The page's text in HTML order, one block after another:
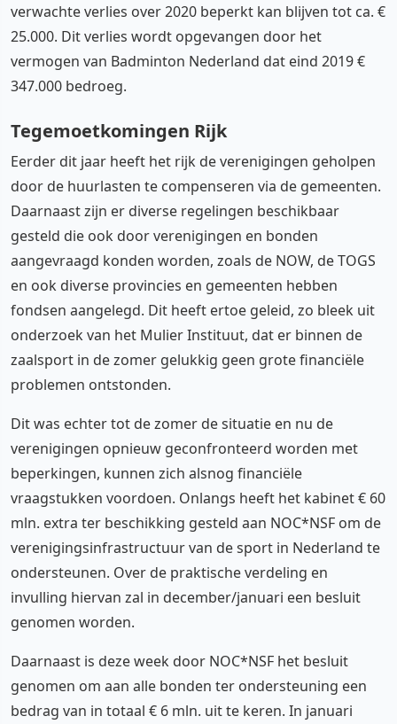
verwachte verlies over 2020 beperkt kan blijven tot ca. €
25.000. Dit verlies wordt opgevangen door het
vermogen van Badminton Nederland dat eind 2019 €
347.000 bedroeg.
Tegemoetkomingen Rijk
Eerder dit jaar heeft het rijk de verenigingen geholpen
door de huurlasten te compenseren via de gemeenten.
Daarnaast zijn er diverse regelingen beschikbaar
gesteld die ook door verenigingen en bonden
aangevraagd konden worden, zoals de NOW, de TOGS
en ook diverse provincies en gemeenten hebben
fondsen aangelegd. Dit heeft ertoe geleid, zo bleek uit
onderzoek van het Mulier Instituut, dat er binnen de
zaalsport in de zomer gelukkig geen grote financiële
problemen ontstonden.
Dit was echter tot de zomer de situatie en nu de
verenigingen opnieuw geconfronteerd worden met
beperkingen, kunnen zich alsnog financiële
vraagstukken voordoen. Onlangs heeft het kabinet € 60
mln. extra ter beschikking gesteld aan NOC*NSF om de
verenigingsinfrastructuur van de sport in Nederland te
ondersteunen. Over de praktische verdeling en
invulling hiervan zal in december/januari een besluit
genomen worden.
Daarnaast is deze week door NOC*NSF het besluit
genomen om aan alle bonden ter ondersteuning een
bedrag van in totaal € 6 mln. uit te keren. In januari